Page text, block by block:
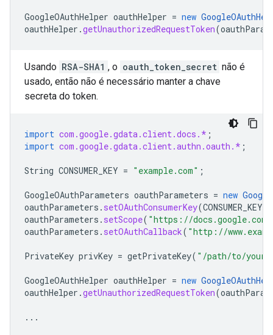
GoogleOAuthHelper oauthHelper = new
oauthHelper .getUnauthorizedRequestToken(
Usando RSA-SHA1 , o oauth_token_secret não é
usado, então não é necessário manter a chave
secreta do token.
import com.google.gdata.client.docs.* ;
import com.google.gdata.client.authn.oauth.* ;
String CONSUMER_KEY = "example.com" ;
GoogleOAuthParameters oauthParameters = new
oauthParameters . setOAuthConsumerKey(CONSUMER_KEY
oauthParameters . setScope( "https://
oauthParameters . setOAuthCallback( "http://
PrivateKey privKey = getPrivateKey( "/path/to/your/
GoogleOAuthHelper oauthHelper = new
oauthHelper .getUnauthorizedRequestToken(
...